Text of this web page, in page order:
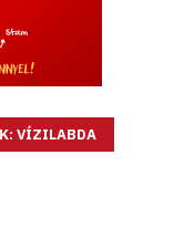
VÍZILABDA